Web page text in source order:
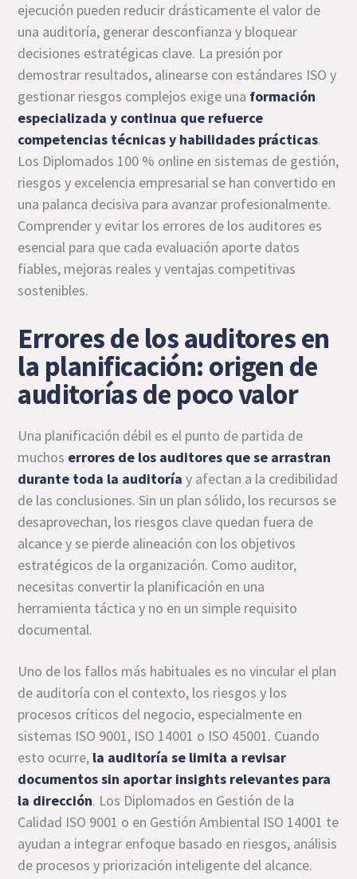
ejecución pueden reducir drásticamente el valor de
una auditoría, generar desconfianza y bloquear
decisiones estratégicas clave. La presión por
demostrar resultados, alinearse con estándares ISO y
gestionar riesgos complejos exige una formación
especializada y continua que refuerce
competencias técnicas y habilidades prácticas.
Los Diplomados 100 % online en sistemas de gestión,
riesgos y excelencia empresarial se han convertido en
una palanca decisiva para avanzar profesionalmente.
Comprender y evitar los errores de los auditores es
esencial para que cada evaluación aporte datos
fiables, mejoras reales y ventajas competitivas
sostenibles.
Errores de los auditores en
la planificación: origen de
auditorías de poco valor
Una planificación débil es el punto de partida de
muchos errores de los auditores que se arrastran
durante toda la auditoría y afectan a la credibilidad
de las conclusiones. Sin un plan sólido, los recursos se
desaprovechan, los riesgos clave quedan fuera de
alcance y se pierde alineación con los objetivos
estratégicos de la organización. Como auditor,
necesitas convertir la planificación en una
herramienta táctica y no en un simple requisito
documental.
Uno de los fallos más habituales es no vincular el plan
de auditoría con el contexto, los riesgos y los
procesos críticos del negocio, especialmente en
sistemas ISO 9001, ISO 14001 o ISO 45001. Cuando
esto ocurre, la auditoría se limita a revisar
documentos sin aportar insights relevantes para
la dirección. Los Diplomados en Gestión de la
Calidad ISO 9001 o en Gestión Ambiental ISO 14001 te
ayudan a integrar enfoque basado en riesgos, análisis
de procesos y priorización inteligente del alcance.